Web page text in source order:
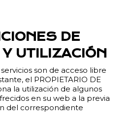
DE
UTILIZACIÓN
son de acceso libre
el PROPIETARIO DE
la utilización de algunos
en su web a la previa
del correspondiente